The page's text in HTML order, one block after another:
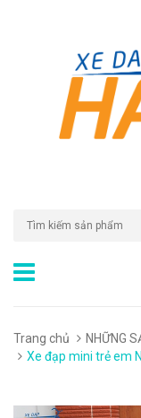
Trang chủ
NHỮNG
Xe đạp mini trẻ em